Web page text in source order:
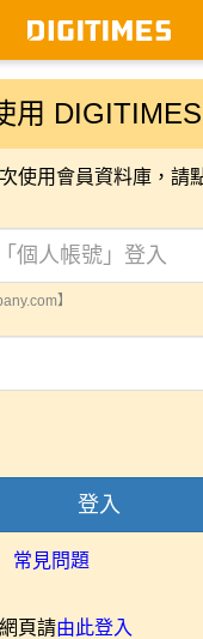
用
使用會員資料庫，請
】
登入
常見問題
頁請由此登入